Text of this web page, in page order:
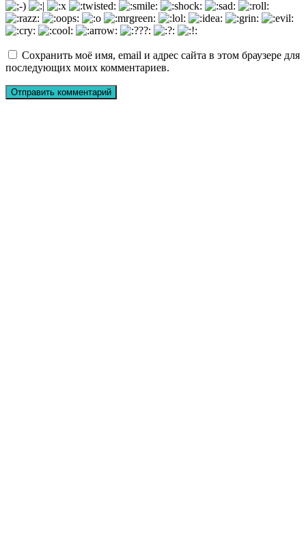
Сохранить моё имя, email и адрес сайта в этом браузере для
последующих моих комментариев.